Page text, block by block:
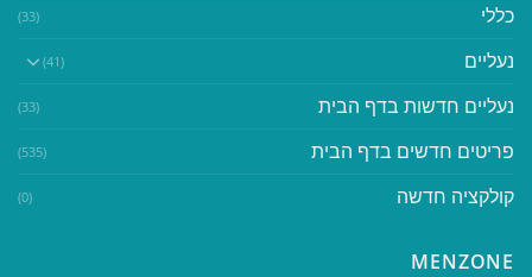
כללי (33)
נעליים (41)
נעליים חדשות בדף הבית (33)
פריטים חדשים בדף הבית (535)
קולקציה חדשה (0)
MENZONE